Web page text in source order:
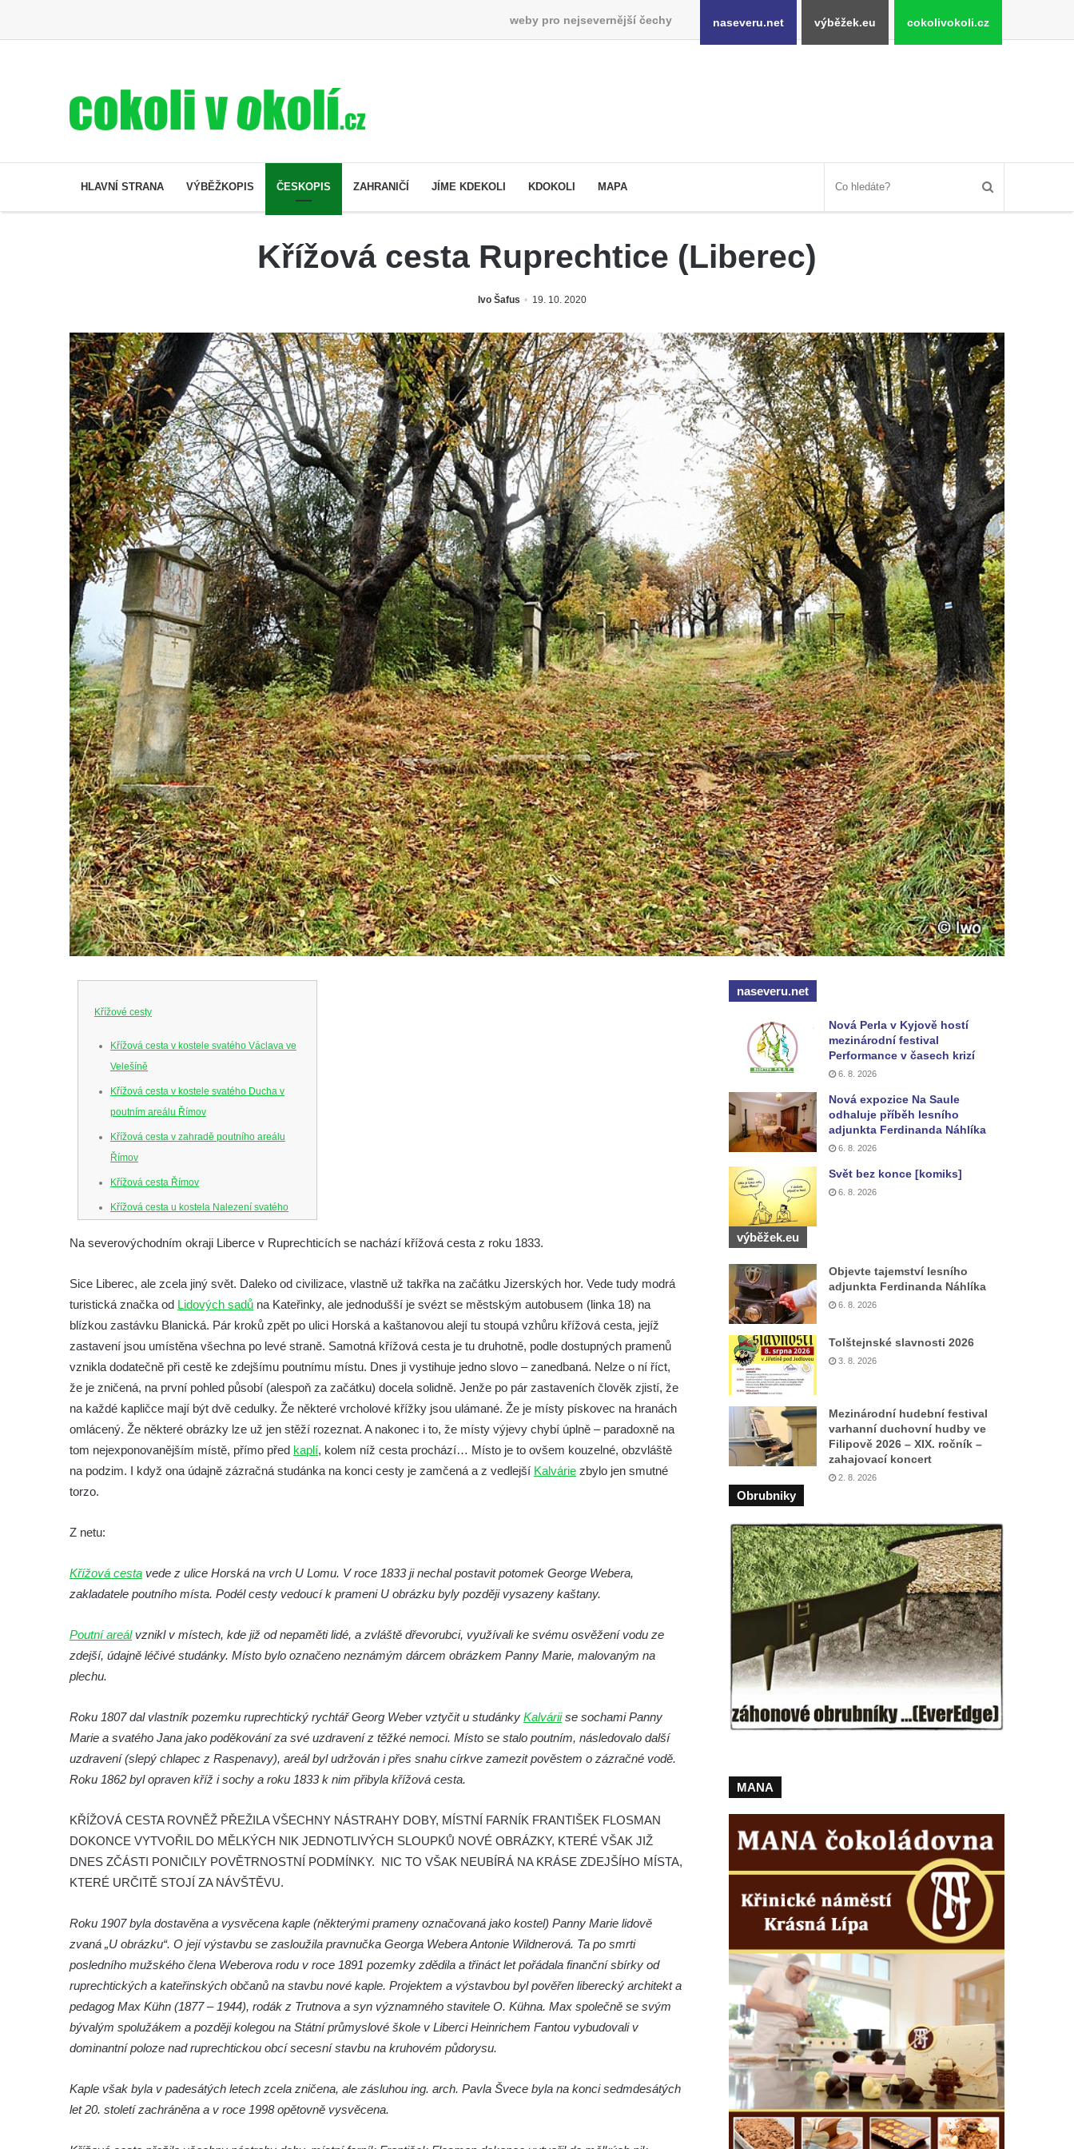
weby pro nejsevernější čechy naseveru.net výběžek.eu cokolivokoli.cz
HLAVNÍ STRANA VÝBĚŽKOPIS ČESKOPIS ZAHRANIČÍ JÍME KDEKOLI KDOKOLI MAPA
Křížová cesta Ruprechtice (Liberec)
Ivo Šafus 19. 10. 2020
Křížové cesty
Křížová cesta v kostele svatého Václava ve
Velešíně
Křížová cesta v kostele svatého Ducha v
poutním areálu Římov
Křížová cesta v zahradě poutního areálu
Římov
Křížová cesta Římov
Křížová cesta u kostela Nalezení svatého
Křížová cesta na Křížovém vrchu ve
Křížová cesta u kostela Nanebevzetí Panny
Marie v Horním Jiřetíně
Křížová cesta – Stezka smíření na
Grabštejně
Křížová cesta u kostela svaté Máří
Magdaleny v Mařenicích
Křížová cesta Starý Hrozňatov
Křížová cesta v kapli Panny Marie Fatimské
ve Mšeném-lázně
Nanebevzetí Panny Marie v Schirgiswalde
Křížová cesta v kapli svatého Jana
Křížová cesta Chlumec
Křížová cesta u Janovických pousteven
(Janovice v Podještědí)
Křížová cesta Hrádek nad Nisou
Křížová cesta Svojkov (u Modlivého dolu)
Křížová cesta Potštejn
Křížová cesta Ruprechtice (Liberec)
Křížová cesta u kostela Nalezení svatého
Křížová cesta Bořkov
Křížová cesta Klokočka
Křížová cesta Markvartice
Křížová cesta Varnsdorf (Warnsdorf), 1911-
Křížová cesta Hodkovice nad Mohelkou
Křížová cesta Fukov (Fugau), 1881
Na severovýchodním okraji Liberce v Ruprechticích se nachází křížová cesta z roku 1833.
Sice Liberec, ale zcela jiný svět. Daleko od civilizace, vlastně už takřka na začátku Jizerských hor. Vede tudy modrá
turistická značka od Lidových sadů na Kateřinky, ale jednodušší je svézt se městským autobusem (linka 18) na
blízkou zastávku Blanická. Pár kroků zpět po ulici Horská a kaštanovou alejí tu stoupá vzhůru křížová cesta, jejíž
zastavení jsou umístěna všechna po levé straně. Samotná křížová cesta je tu druhotně, podle dostupných pramenů
vznikla dodatečně při cestě ke zdejšímu poutnímu místu. Dnes ji vystihuje jedno slovo – zanedbaná. Nelze o ní říct,
že je zničená, na první pohled působí (alespoň za začátku) docela solidně. Jenže po pár zastaveních člověk zjistí, že
na každé kapličce mají být dvě cedulky. Že některé vrcholové křížky jsou ulámané. Že je místy pískovec na hranách
omlácený. Že některé obrázky lze už jen stěží rozeznat. A nakonec i to, že místy výjevy chybí úplně – paradoxně na
tom nejexponovanějším místě, přímo před kaplí, kolem níž cesta prochází… Místo je to ovšem kouzelné, obzvláště
na podzim. I když ona údajně zázračná studánka na konci cesty je zamčená a z vedlejší Kalvárie zbylo jen smutné
torzo.
Z netu:
Křížová cesta vede z ulice Horská na vrch U Lomu. V roce 1833 ji nechal postavit potomek George Webera,
zakladatele poutního místa. Podél cesty vedoucí k prameni U obrázku byly později vysazeny kaštany.
Poutní areálvznikl v místech, kde již od nepaměti lidé, a zvláště dřevorubci, využívali ke svému osvěžení vodu ze
zdejší, údajně léčivé studánky. Místo bylo označeno neznámým dárcem obrázkem Panny Marie, malovaným na
plechu.
Roku 1807 dal vlastník pozemku ruprechtický rychtář Georg Weber vztyčit u studánky Kalváriise sochami Panny
Marie a svatého Jana jako poděkování za své uzdravení z těžké nemoci. Místo se stalo poutním, následovalo další
uzdravení (slepý chlapec z Raspenavy), areál byl udržován i přes snahu církve zamezit pověstem o zázračné vodě.
Roku 1862 byl opraven kříž i sochy a roku 1833 k nim přibyla křížová cesta.
KŘÍŽOVÁ CESTA ROVNĚŽ PŘEŽILA VŠECHNY NÁSTRAHY DOBY, MÍSTNÍ FARNÍK FRANTIŠEK FLOSMAN
DOKONCE VYTVOŘIL DO MĚLKÝCH NIK JEDNOTLIVÝCH SLOUPKŮ NOVÉ OBRÁZKY, KTERÉ VŠAK JIŽ
DNES ZČÁSTI PONIČILY POVĚTRNOSTNÍ PODMÍNKY. NIC TO VŠAK NEUBÍRÁ NA KRÁSE ZDEJŠÍHO MÍSTA,
KTERÉ URČITĚ STOJÍ ZA NÁVŠTĚVU.
Roku 1907 byla dostavěna a vysvěcena kaple (některými prameny označovaná jako kostel) Panny Marie lidově
zvaná „U obrázku“. O její výstavbu se zasloužila pravnučka Georga Webera Antonie Wildnerová. Ta po smrti
posledního mužského člena Weberova rodu v roce 1891 pozemky zdědila a třináct let pořádala finanční sbírky od
ruprechtických a kateřinských občanů na stavbu nové kaple. Projektem a výstavbou byl pověřen liberecký architekt a
pedagog Max Kühn (1877 – 1944), rodák z Trutnova a syn významného stavitele O. Kühna. Max společně se svým
bývalým spolužákem a později kolegou na Státní průmyslové škole v Liberci Heinrichem Fantou vybudovali v
dominantní poloze nad ruprechtickou obcí secesní stavbu na kruhovém půdorysu.
Kaple však byla v padesátých letech zcela zničena, ale zásluhou ing. arch. Pavla Švece byla na konci sedmdesátých
let 20. století zachráněna a v roce 1998 opětovně vysvěcena.
naseveru.net
Nová Perla v Kyjově hostí
mezinárodní festival
Performance v časech krizí
6. 8. 2026
Nová expozice Na Saule
odhaluje příběh lesního
adjunkta Ferdinanda Náhlíka
6. 8. 2026
Svět bez konce [komiks]
6. 8. 2026
výběžek.eu
Objevte tajemství lesního
adjunkta Ferdinanda Náhlíka
6. 8. 2026
Tolštejnské slavnosti 2026
3. 8. 2026
Mezinárodní hudební festival
varhanní duchovní hudby ve
Filipově 2026 – XIX. ročník –
zahajovací koncert
2. 8. 2026
Obrubniky
MANA